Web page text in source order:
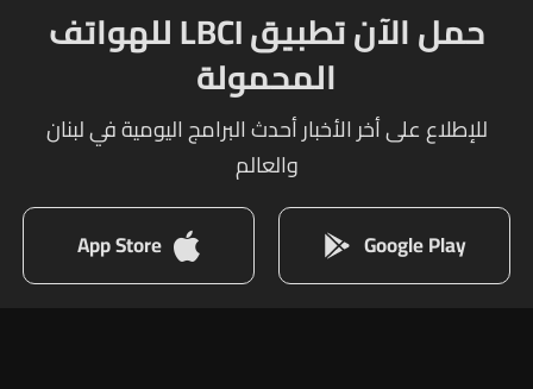
حمل الآن تطبيق LBCI للهواتف
المحمولة
للإطلاع على أخر الأخبار أحدث البرامج اليومية في لبنان
والعالم
Google Play
App Store